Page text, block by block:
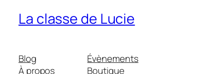
La classe de Lucie
Blog
À propos
Évènements
Boutique